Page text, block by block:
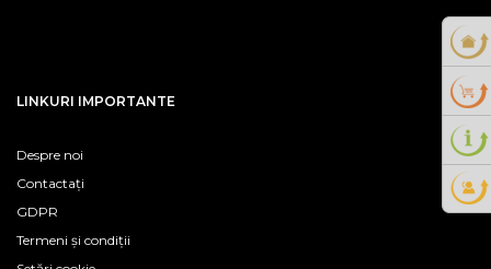
LINKURI IMPORTANTE
Despre noi
Contactați
GDPR
Termeni și condiții